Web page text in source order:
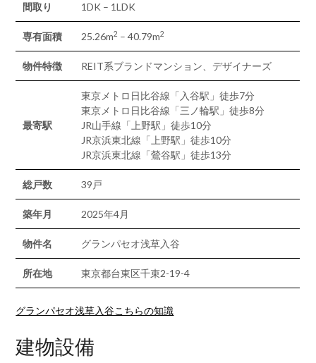
間取り 1DK – 1LDK
専有面積 25.26m2 – 40.79m2
物件特徴 REIT系ブランドマンション、デザイナーズ
最寄駅
東京メトロ日比谷線「入谷駅」徒歩7分
東京メトロ日比谷線「三ノ輪駅」徒歩8分
JR山手線「上野駅」徒歩10分
JR京浜東北線「上野駅」徒歩10分
JR京浜東北線「鶯谷駅」徒歩13分
総戸数 39戸
築年月 2025年4月
物件名 グランパセオ浅草入谷
所在地 東京都台東区千束2-19-4
グランパセオ浅草入谷こちらの知識
建物設備